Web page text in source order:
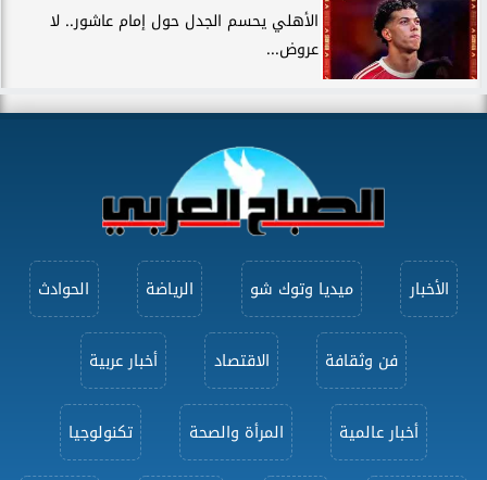
الأهلي يحسم الجدل حول إمام عاشور.. لا
عروض...
الأخبار ميديا وتوك شو الرياضة الحوادث
فن وثقافة الاقتصاد أخبار عربية
أخبار عالمية المرأة والصحة تكنولوجيا